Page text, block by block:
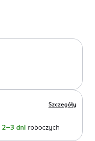
Szczegóły
2-3 dni roboczych